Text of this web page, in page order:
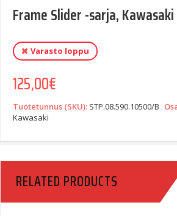
Frame Slider -sarja, Kawasaki
Varasto loppu
125,00€
Tuotetunnus (SKU): STP.08.590.10500/B
Kawasaki
RELATED PRODUCTS